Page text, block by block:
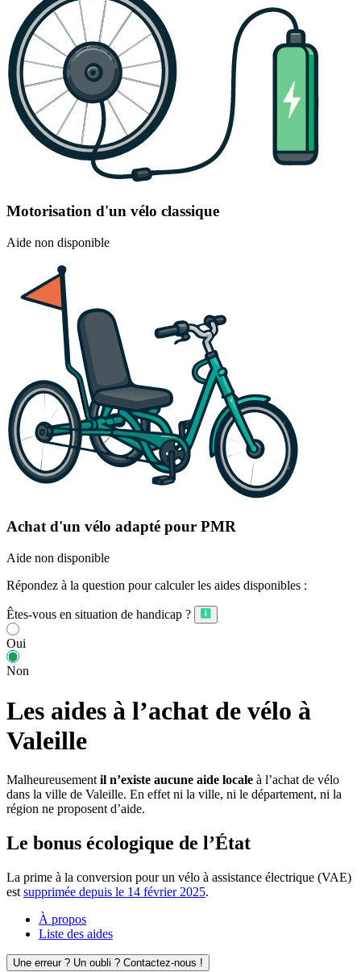
Motorisation d'un vélo classique
Aide non disponible
Achat d'un vélo adapté pour PMR
Aide non disponible
Répondez à la question pour calculer les aides disponibles :
Êtes-vous en situation de handicap ?
Oui
Non
Les aides à l’achat de vélo à
Valeille
Malheureusement il n’existe aucune aide locale à l’achat de vélo
dans la ville de Valeille. En effet ni la ville, ni le département, ni la
région ne proposent d’aide.
Le bonus écologique de l’État
La prime à la conversion pour un vélo à assistance électrique (VAE)
est supprimée depuis le 14 février 2025.
À propos
Liste des aides
Une erreur ? Un oubli ? Contactez-nous !